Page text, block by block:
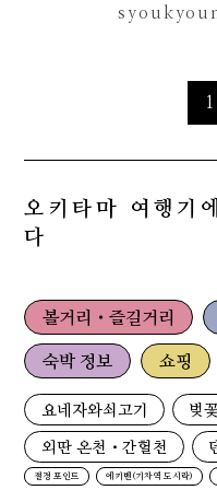
1
오키타마 여행기
다
볼거리・즐길거리
숙박 정보 쇼핑
요네자와쇠고기 벚
외딴 온천・간헐천
절경 포인트 에키벤(기차역 도시락)